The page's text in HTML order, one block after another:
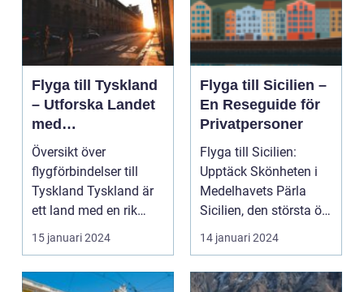
Flyga till Tyskland
– Utforska Landet
med
Högteknologisk
och Pålitlig
Transport
Översikt över
flygförbindelser till
Tyskland Tyskland är
ett land med en rik
kultur, historia och n...
15 januari 2024
Flyga till Sicilien –
En Reseguide för
Privatpersoner
Flyga till Sicilien:
Upptäck Skönheten i
Medelhavets Pärla
Sicilien, den största ön
i den italiensk...
14 januari 2024